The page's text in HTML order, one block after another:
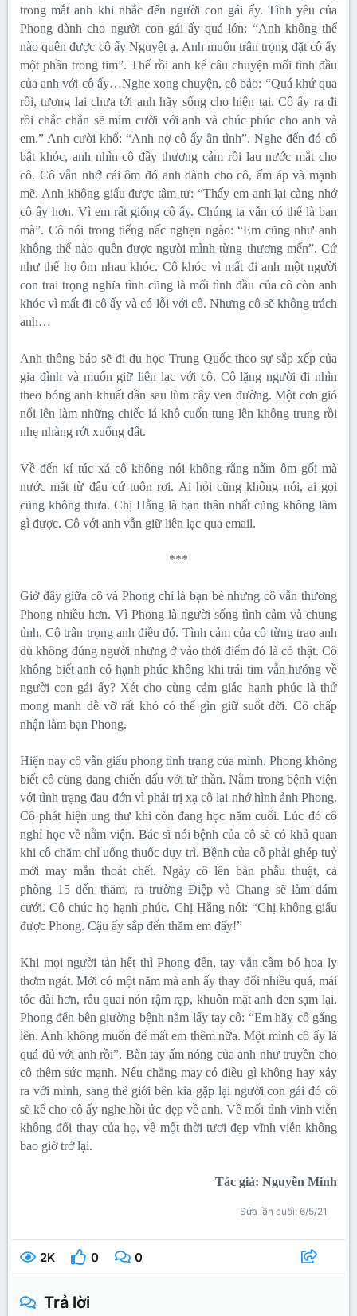
trong mắt anh khi nhắc đến người con gái ấy. Tình yêu của
Phong dành cho người con gái ấy quá lớn: “Anh không thể
nào quên được cô ấy Nguyệt ạ. Anh muốn trân trọng đặt cô ấy
một phần trong tim”. Thế rồi anh kể câu chuyện mối tình đầu
của anh với cô ấy…Nghe xong chuyện, cô bảo: “Quá khứ qua
rồi, tương lai chưa tới anh hãy sống cho hiện tại. Cô ấy ra đi
rồi chắc chắn sẽ mỉm cười với anh và chúc phúc cho anh và
em.” Anh cười khổ: “Anh nợ cô ấy ân tình”. Nghe đến đó cô
bật khóc, anh nhìn cô đầy thương cảm rồi lau nước mắt cho
cô. Cô vẫn nhớ cái ôm đó anh dành cho cô, ấm áp và mạnh
mẽ. Anh không giấu được tâm tư: “Thấy em anh lại càng nhớ
cô ấy hơn. Vì em rất giống cô ấy. Chúng ta vẫn có thể là bạn
mà”. Cô nói trong tiếng nấc nghẹn ngào: “Em cũng như anh
không thể nào quên được người mình từng thương mến”. Cứ
như thế họ ôm nhau khóc. Cô khóc vì mất đi anh một người
con trai trọng nghĩa tình cũng là mối tình đầu của cô còn anh
khóc vì mất đi cô ấy và có lỗi với cô. Nhưng cô sẽ không trách
anh…
Anh thông báo sẽ đi du học Trung Quốc theo sự sắp xếp của
gia đình và muốn giữ liên lạc với cô. Cô lặng người đi nhìn
theo bóng anh khuất dần sau lùm cây ven đường. Một cơn gió
nổi lên làm những chiếc lá khô cuốn tung lên không trung rồi
nhẹ nhàng rớt xuống đất.
Về đến kí túc xá cô không nói không rằng nằm ôm gối mà
nước mắt từ đâu cứ tuôn rơi. Ai hỏi cũng không nói, ai gọi
cũng không thưa. Chị Hằng là bạn thân nhất cũng không làm
gì được. Cô với anh vẫn giữ liên lạc qua email.
***
Giờ đây giữa cô và Phong chỉ là bạn bè nhưng cô vẫn thương
Phong nhiều hơn. Vì Phong là người sống tình cảm và chung
tình. Cô trân trọng anh điều đó. Tình cảm của cô từng trao anh
dù không đúng người nhưng ở vào thời điểm đó là có thật. Cô
không biết anh có hạnh phúc không khi trái tim vẫn hướng về
người con gái ấy? Xét cho cùng cảm giác hạnh phúc là thứ
mong manh dễ vỡ rất khó có thể gìn giữ suốt đời. Cô chấp
nhận làm bạn Phong.
Hiện nay cô vẫn giấu phong tình trạng của mình. Phong không
biết cô cũng đang chiến đấu với tử thần. Nằm trong bệnh viện
với tình trạng đau đớn vì phải trị xạ cô lại nhớ hình ảnh Phong.
Cô phát hiện ung thư khi còn đang học năm cuối. Lúc đó cô
nghỉ học về nằm viện. Bác sĩ nói bệnh của cô sẽ có khả quan
khi cô chăm chỉ uống thuốc duy trì. Bệnh của cô phải ghép tuỷ
mới may mắn thoát chết. Ngày cô lên bàn phẫu thuật, cả
phòng 15 đến thăm, ra trường Điệp và Chang sẽ làm đám
cưới. Cô chúc họ hạnh phúc. Chị Hằng nói: “Chị không giấu
được Phong. Cậu ấy sắp đến thăm em đấy!”
Khi mọi người tản hết thì Phong đến, tay vẫn cầm bó hoa ly
thơm ngát. Mới có một năm mà anh ấy thay đổi nhiều quá, mái
tóc dài hơn, râu quai nón rậm rạp, khuôn mặt anh đen sạm lại.
Phong đến bên giường bệnh nắm lấy tay cô: “Em hãy cố gắng
lên. Anh không muốn để mất em thêm nữa. Một mình cô ấy là
quá đủ với anh rồi”. Bàn tay ấm nóng của anh như truyền cho
cô thêm sức mạnh. Nếu chẳng may có điều gì không hay xảy
ra với mình, sang thế giới bên kia gặp lại người con gái đó cô
sẽ kể cho cô ấy nghe hồi ức đẹp về anh. Về mối tình vĩnh viễn
không đổi thay của họ, về một thời tươi đẹp vĩnh viễn không
bao giờ trở lại.
Tác giả: Nguyễn Minh
Sửa lần cuối: 6/5/21
2K 0 0
Trả lời